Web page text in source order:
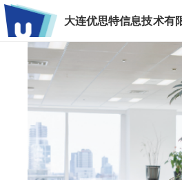
大连优思特信息技术有